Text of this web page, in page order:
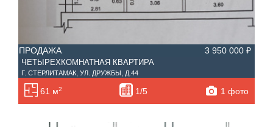
ПРОДАЖА 3 950 000 ₽
ЧЕТЫРЕХКОМНАТНАЯ КВАРТИРА
Г. СТЕРЛИТАМАК, УЛ. ДРУЖБЫ, Д.44
61 м2 1/5 1 фото